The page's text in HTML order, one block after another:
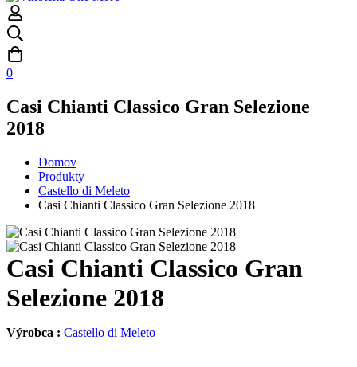
0
Casi Chianti Classico Gran Selezione
2018
Domov
Produkty
Castello di Meleto
Casi Chianti Classico Gran Selezione 2018
Casi Chianti Classico Gran
Selezione 2018
Výrobca : Castello di Meleto